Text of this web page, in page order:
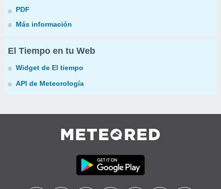
PDF
Más información
El Tiempo en tu Web
Widget de El tiempo
API de Meteorología